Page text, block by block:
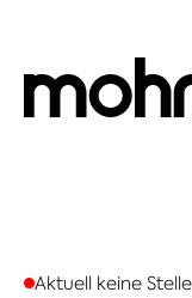
Aktuell keine